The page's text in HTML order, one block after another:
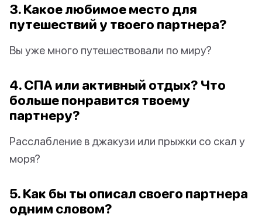
3. Какое любимое место для
путешествий у твоего партнера?
Вы уже много путешествовали по миру?
4. СПА или активный отдых? Что
больше понравится твоему
партнеру?
Расслабление в джакузи или прыжки со скал у
моря?
5. Как бы ты описал своего партнера
одним словом?